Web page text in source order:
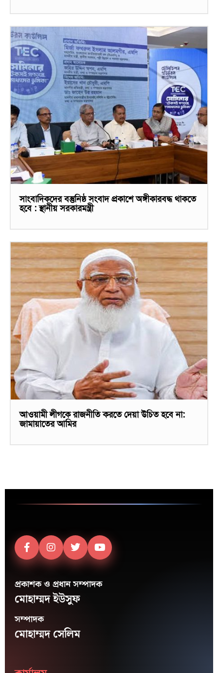
সাংবাদিকদের বস্তুনিষ্ঠ সংবাদ প্রকাশে অঙ্গীকারবদ্ধ থাকতে
হবে : স্থানীয় সরকারমন্ত্রী
আওয়ামী লীগকে রাজনীতি করতে দেয়া উচিত হবে না:
জামায়াতের আমির
প্রকাশক ও প্রধান সম্পাদক
মোহাম্মদ ইউসুফ
সম্পাদক
মোহাম্মদ সেলিম